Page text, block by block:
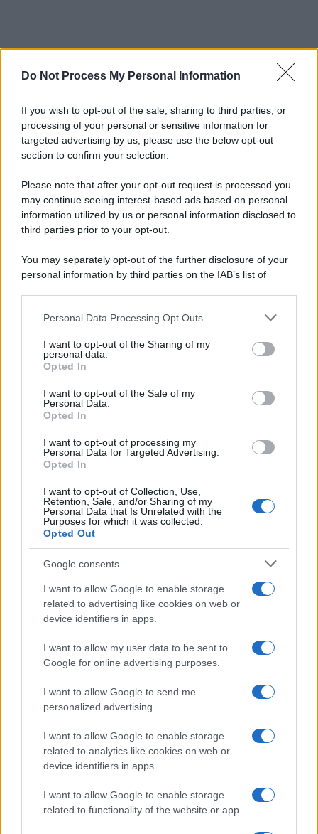
Do Not Process My Personal Information
If you wish to opt-out of the sale, sharing to third parties, or
processing of your personal or sensitive information for
targeted advertising by us, please use the below opt-out
section to confirm your selection.
Please note that after your opt-out request is processed you
may continue seeing interest-based ads based on personal
information utilized by us or personal information disclosed to
third parties prior to your opt-out.
You may separately opt-out of the further disclosure of your
personal information by third parties on the IAB’s list of
This information may also be disclosed by us to third parties
disclose it to other third parties.
Please note that this website/app uses one or more Google
services and may gather and store information including but
not limited to your visit or usage behaviour. You may click to
grant or deny consent to Google and its third-party tags to
consent section.
Personal Data Processing Opt Outs
I want to opt-out of the Sharing of my
personal data.
Opted In
I want to opt-out of the Sale of my
Personal Data.
Opted In
I want to opt-out of processing my
Personal Data for Targeted Advertising.
Opted In
I want to opt-out of Collection, Use,
Retention, Sale, and/or Sharing of my
Personal Data that Is Unrelated with the
Purposes for which it was collected.
Opted Out
Google consents
I want to allow Google to enable storage
related to advertising like cookies on web or
device identifiers in apps.
I want to allow my user data to be sent to
Google for online advertising purposes.
I want to allow Google to send me
personalized advertising.
I want to allow Google to enable storage
related to analytics like cookies on web or
device identifiers in apps.
I want to allow Google to enable storage
related to functionality of the website or app.